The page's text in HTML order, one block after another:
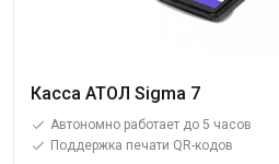
Касса АТОЛ Sigma 7
Автономно работает до 5 часов
Поддержка печати QR-кодов